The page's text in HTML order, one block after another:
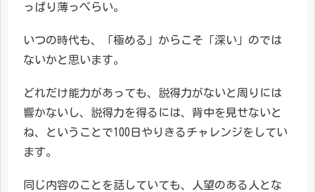
っぱり薄っぺらい。
いつの時代も、「極める」からこそ「深い」のでは
ないかと思います。
どれだけ能力があっても、説得力がないと周りには
響かないし、説得力を得るには、背中を見せないと
ね、ということで100日やりきるチャレンジをしてい
ます。
同じ内容のことを話していても、人望のある人とな